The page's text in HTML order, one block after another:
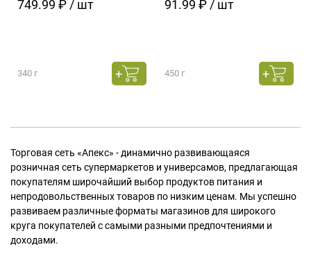
749.99 ₽ / шт
340 г
91.99 ₽ / шт
450 г
Торговая сеть «Апекс» - динамично развивающаяся
розничная сеть супермаркетов и универсамов, предлагающая
покупателям широчайший выбор продуктов питания и
непродовольственных товаров по низким ценам. Мы успешно
развиваем различные форматы магазинов для широкого
круга покупателей с самыми разными предпочтениями и
доходами.